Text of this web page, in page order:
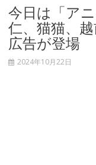
今日は「ア
仁、猫猫、
広告が登場
2024年10月22日